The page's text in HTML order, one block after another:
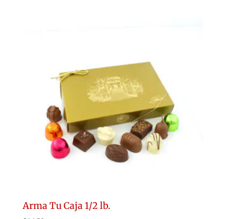
Arma Tu Caja 1/2 lb.